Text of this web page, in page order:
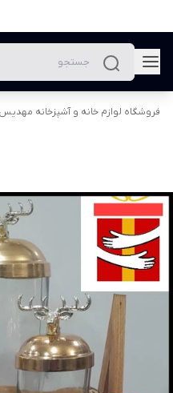
فروشگاه لوازم خانه و آشپزخانه مهدیس